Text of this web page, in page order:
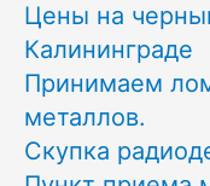
Цены на
Калининграде
Принимаем
металлов.
Скупка